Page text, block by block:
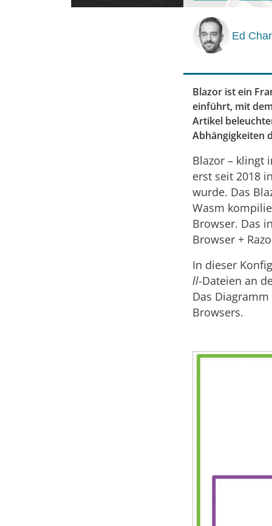
Ed
Blazor ist ein
einführt, mit
Artikel
Abhängigkeiten
Blazor – klingt
erst seit 2018
wurde. Das
Wasm
Browser. Das
Browser +
In dieser
ll-Dateien an
Das
Browsers.